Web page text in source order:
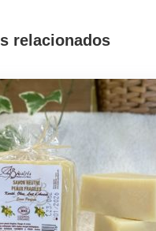
relacionados